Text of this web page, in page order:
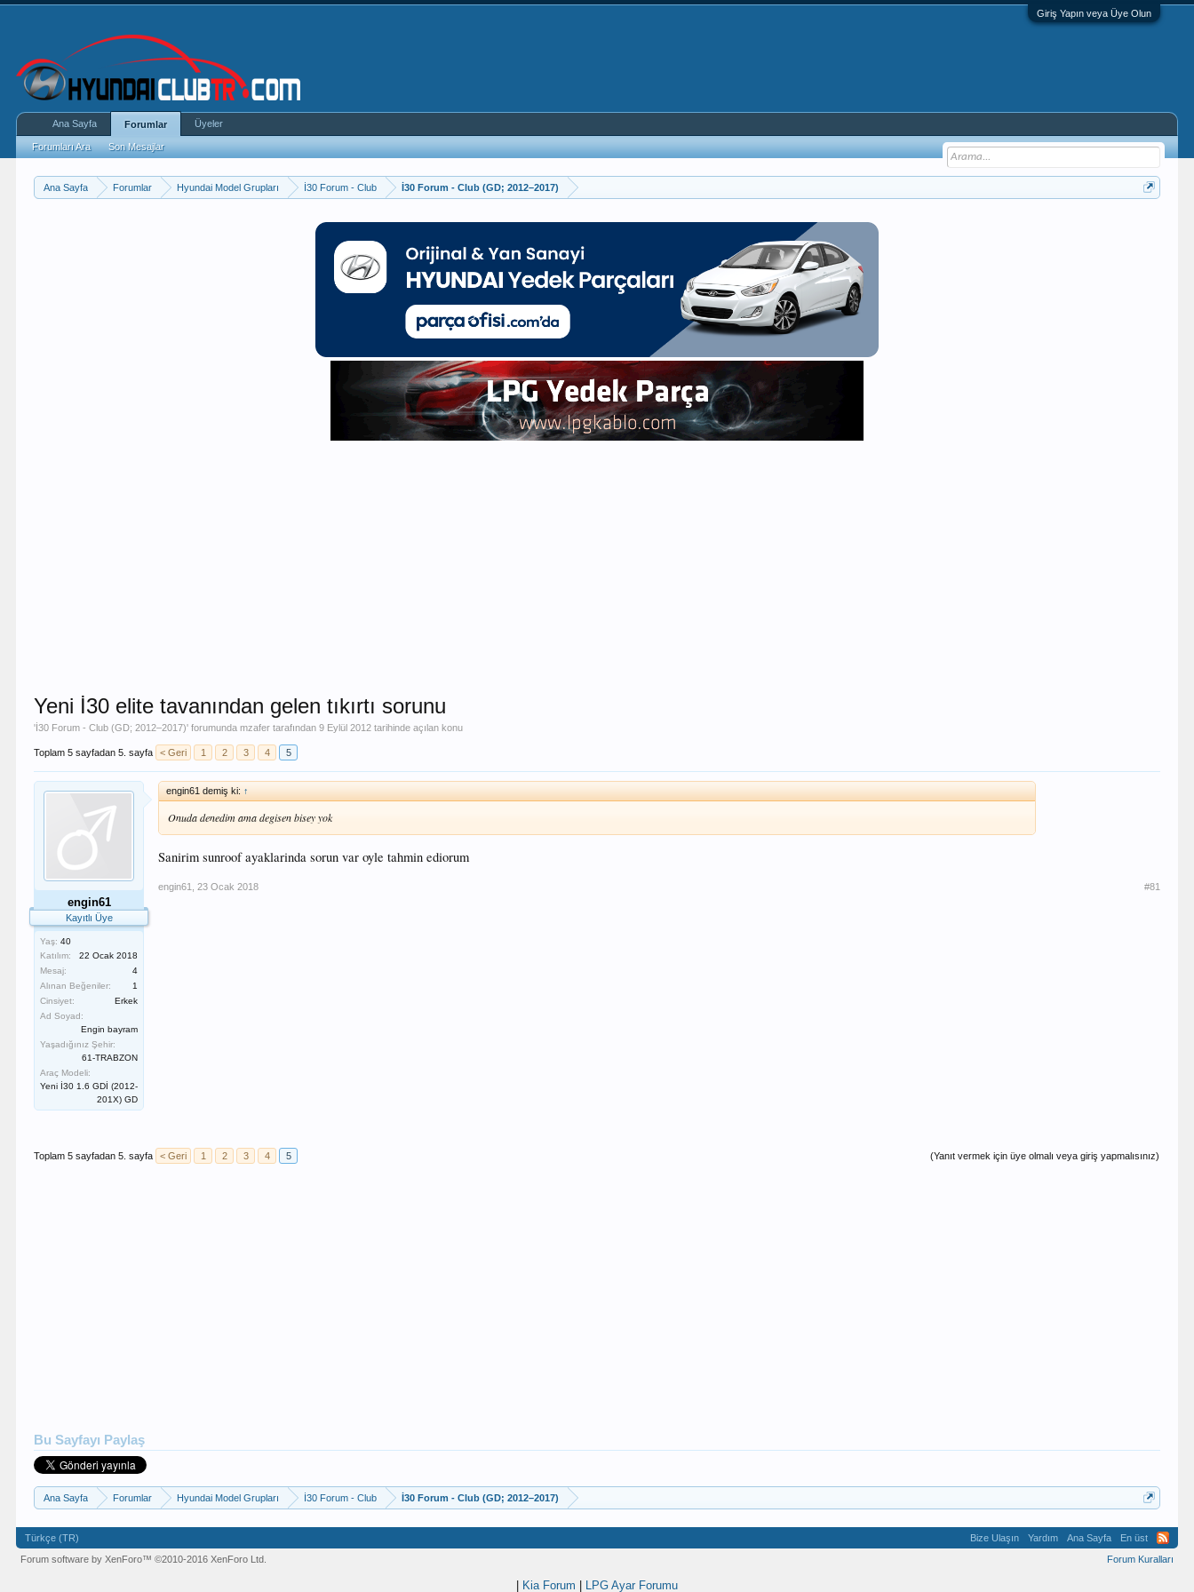
Giriş Yapın veya Üye Olun
Ana Sayfa Forumlar Hyundai Model Grupları İ30 Forum - Club İ30 Forum - Club (GD; 2012–2017)
Yeni İ30 elite tavanından gelen tıkırtı sorunu
'İ30 Forum - Club (GD; 2012–2017)' forumundamzafer tarafından9 Eylül 2012 tarihinde açılan konu
Toplam 5 sayfadan 5. sayfa < Geri 1 2 3 4 5
engin61
Kayıtlı Üye
Yaş: 40
Katılım:
22 Ocak 2018
Mesaj:
4
Alınan Beğeniler:
1
Cinsiyet:
Erkek
Ad Soyad:
Engin bayram
Yaşadığınız Şehir:
61-TRABZON
Araç Modeli:
Yeni İ30 1.6 GDİ (2012-
201X) GD
engin61 demiş ki: ↑
Onuda denedim ama degisen bisey yok
Sanirim sunroof ayaklarinda sorun var oyle tahmin ediorum
engin61 23 Ocak 2018 #81
(Yanıt vermek için üye olmalı veya giriş yapmalısınız)
Toplam 5 sayfadan 5. sayfa < Geri 1 2 3 4 5
Bu Sayfayı Paylaş
Ana Sayfa Forumlar Hyundai Model Grupları İ30 Forum - Club İ30 Forum - Club (GD; 2012–2017)
Ana Sayfa Forumlar
Forumları Ara Son Mesajlar
Üyeler
Türkçe (TR) Bize Ulaşın Yardım Ana Sayfa
En üst
Forum Kuralları
Forum software by XenForo™©2010-2016 XenForo Ltd.
Kia Forum LPG Ayar Forumu